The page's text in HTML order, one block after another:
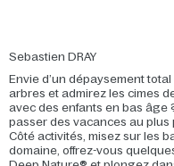
Sebastien DRAY
Envie d’un dépaysement
arbres et admirez les cimes
avec des enfants en bas âge
passer des vacances au plus
Côté activités, misez sur les
domaine, offrez-vous